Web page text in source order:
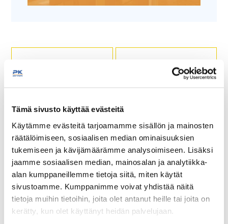
Tämä sivusto käyttää evästeitä
Käytämme evästeitä tarjoamamme sisällön ja mainosten
räätälöimiseen, sosiaalisen median ominaisuuksien
tukemiseen ja kävijämäärämme analysoimiseen. Lisäksi
jaamme sosiaalisen median, mainosalan ja analytiikka-
alan kumppaneillemme tietoja siitä, miten käytät
sivustoamme. Kumppanimme voivat yhdistää näitä
tietoja muihin tietoihin, joita olet antanut heille tai joita on
kerätty, kun olet käyttänyt heidän palvelujaan.
Juustoveitsi 13 cm
Voi ja pehmeä juusto ovat
joiden käsittely on vaivatonta
erikseen niitä varten
valmistetulla Swiss Classic
juusto- ja voiveitsellä.
Kokkiveitsi 20 cm Kasumi
Pituus 33 cm.
Terän pituus 20 cm.
Paksuus 2,5 mm.